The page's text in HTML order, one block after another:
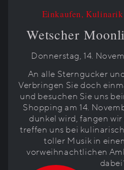
Einkaufen,
Wetscher
Donnerstag, 14.
An alle Sterngucker
Verbringen Sie doch
und besuchen Sie uns
Shopping am 14.
dunkel wird, fangen
treffen uns bei
toller Musik in
vorweihnachtlichen